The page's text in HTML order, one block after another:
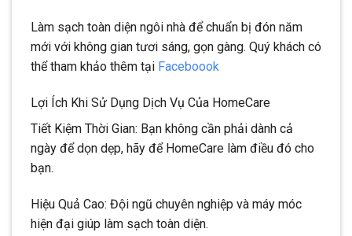
Làm sạch toàn diện ngôi nhà để chuẩn bị đón năm
mới với không gian tươi sáng, gọn gàng. Quý khách có
thể tham khảo thêm tại Faceboook
Lợi Ích Khi Sử Dụng Dịch Vụ Của HomeCare
Tiết Kiệm Thời Gian: Bạn không cần phải dành cả
ngày để dọn dẹp, hãy để HomeCare làm điều đó cho
bạn.
Hiệu Quả Cao: Đội ngũ chuyên nghiệp và máy móc
hiện đại giúp làm sạch toàn diện.